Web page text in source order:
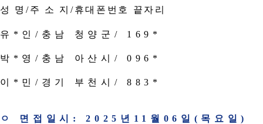
성 명 /주 소 지/휴대폰번호 끝자리
유 * 인/ 충남 청양군 / 169*
박 * 영/ 충남 아산시 / 096*
이 * 민/ 경기 부천시 / 883*
ㅇ 면접일시 : 2025 년 11 월 06 일 ( 목요일)